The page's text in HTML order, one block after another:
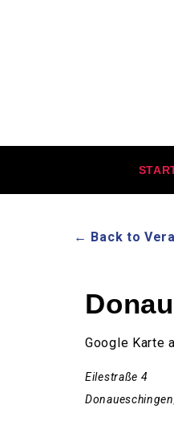
← Back to
Google Karte
Eilestraße 4
Donaueschingen